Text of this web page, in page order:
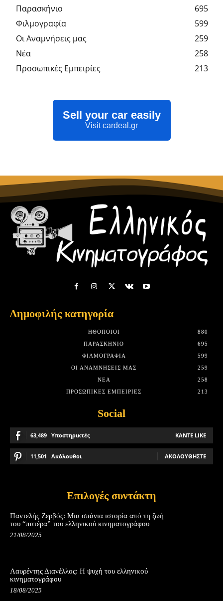
Παρασκήνιο
695
Φιλμογραφία
599
Οι Αναμνήσεις μας
259
Νέα
258
Προσωπικές Εμπειρίες
213
Sell your car easily
Visit cardeal.gr
Δημοφιλής κατηγορία
HΘΟΠΟΙΟΊ
880
ΠΑΡΑΣΚΉΝΙΟ
695
ΦΙΛΜΟΓΡΑΦΊΑ
599
ΟΙ ΑΝΑΜΝΉΣΕΙΣ ΜΑΣ
259
ΝΈΑ
258
ΠΡΟΣΩΠΙΚΈΣ ΕΜΠΕΙΡΊΕΣ
213
Social
63,489 Υποστηρικτές ΚΆΝΤΕ LIKE
11,501 Ακόλουθοι ΑΚΟΛΟΥΘΉΣΤΕ
Επιλογές συντάκτη
Παντελής Ζερβός: Μια σπάνια ιστορία από τη ζωή
του “πατέρα” του ελληνικού κινηματογράφου
21/08/2025
Λαυρέντης Διανέλλος: Η ψυχή του ελληνικού
κινηματογράφου
18/08/2025